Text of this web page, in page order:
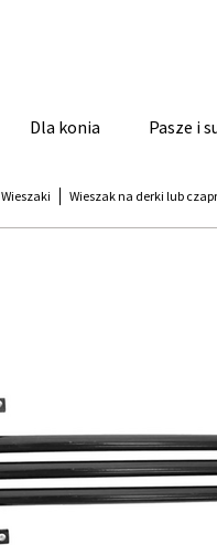
Dla konia Pasze i
Wieszaki Wieszak na derki lub